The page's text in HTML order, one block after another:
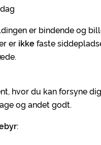
er bindende og
er ikkefaste
hvor du kan forsyne
og andet godt.
: